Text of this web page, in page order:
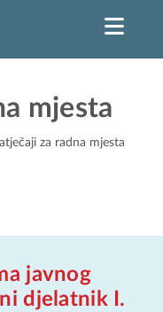
mjesta
za radna mjesta
javnog
djelatnik I.